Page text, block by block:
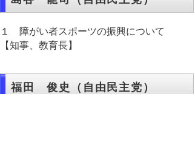
１ 障がい者スポーツの振興について
【知事、教育長】
福田 俊史（自由民主党）